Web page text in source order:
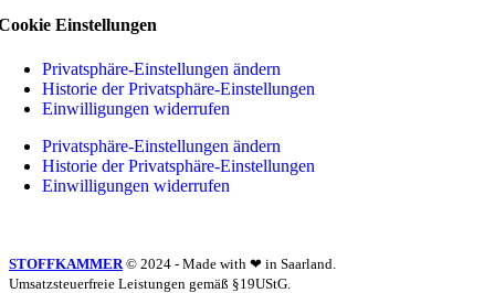
Einstellungen
Privatsphäre-Einstellungen ändern
Historie der Privatsphäre-Einstellungen
Einwilligungen widerrufen
Privatsphäre-Einstellungen ändern
Historie der Privatsphäre-Einstellungen
Einwilligungen widerrufen
STOFFKAMMER © 2024 - Made with ❤ in Saarland.
Umsatzsteuerfreie Leistungen gemäß §19UStG.